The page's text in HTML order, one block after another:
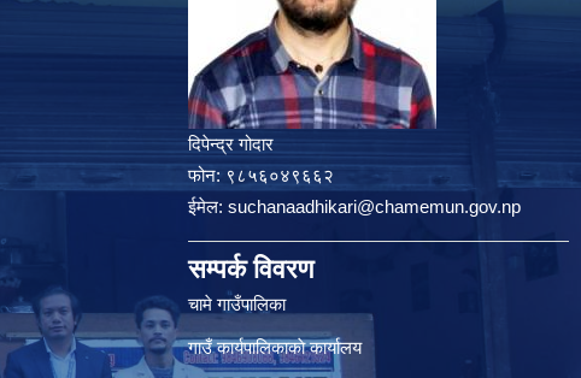
दिपेन्द्र गोदार
फोन: ९८५६०४९६६२
ईमेल: suchanaadhikari@chamemun.gov.np
सम्पर्क विवरण
चामे गाउँपालिका
गाउँ कार्यपालिकाकाे कार्यालय